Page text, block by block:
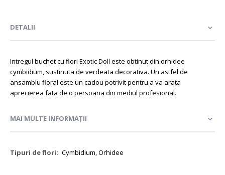
DETALII
Intregul buchet cu flori Exotic Doll este obtinut din orhidee
cymbidium, sustinuta de verdeata decorativa. Un astfel de
ansamblu floral este un cadou potrivit pentru a va arata
aprecierea fata de o persoana din mediul profesional.
MAI MULTE INFORMAȚII
Mai
Cymbidium, Orhidee